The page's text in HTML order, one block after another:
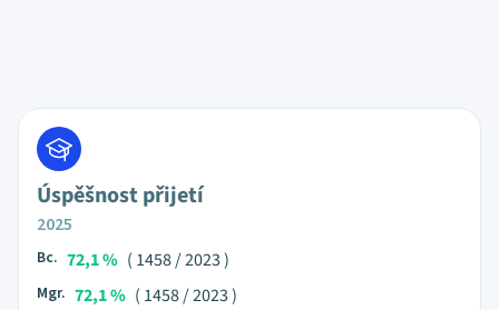
Úspěšnost přijetí
2025
Bc. 72,1 % ( 1458 / 2023 )
Mgr. 72,1 % ( 1458 / 2023 )